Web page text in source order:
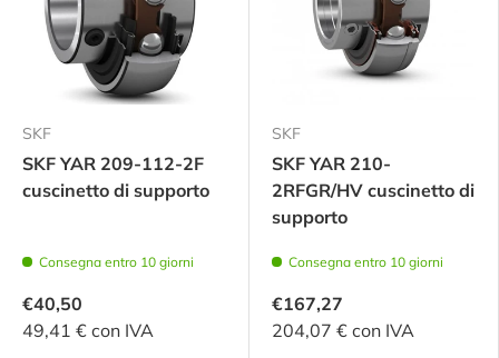
SKF
SKF YAR 209-112-2F
cuscinetto di supporto
Consegna entro 10 giorni
€40,50
49,41 € con IVA
SKF
SKF YAR 210-
2RFGR/HV cuscinetto di
supporto
Consegna entro 10 giorni
€167,27
204,07 € con IVA